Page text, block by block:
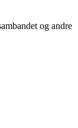
og andre